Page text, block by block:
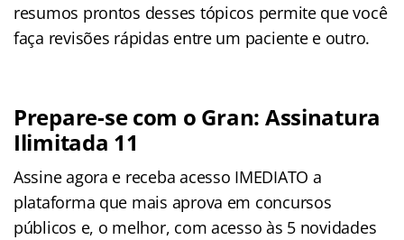
resumos prontos desses tópicos permite que você
faça revisões rápidas entre um paciente e outro.
Prepare-se com o Gran: Assinatura
Ilimitada 11
Assine agora e receba acesso IMEDIATO a
plataforma que mais aprova em concursos
públicos e, o melhor, com acesso às 5 novidades